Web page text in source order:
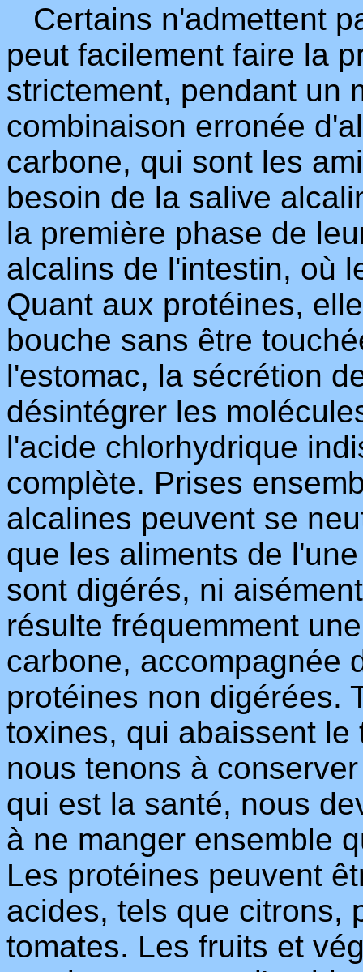
Certains n'admettent
peut facilement faire la
strictement, pendant un
combinaison erronée
carbone, qui sont les
besoin de la salive
la première phase de
alcalins de l'intestin, où
Quant aux protéines,
bouche sans être
l'estomac, la sécrétion
désintégrer les
l'acide chlorhydrique
complète. Prises
alcalines peuvent se
que les aliments de
sont digérés, ni
résulte fréquemment
carbone, accompagnée
protéines non digérées.
toxines, qui abaissent
nous tenons à
qui est la santé, nous
à ne manger ensemble
Les protéines peuvent
acides, tels que citrons,
tomates. Les fruits et